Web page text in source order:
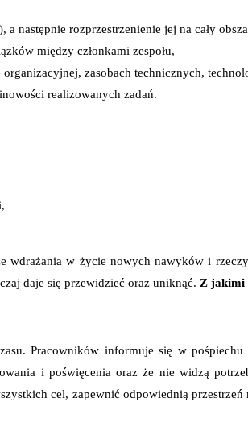
następnie rozprzestrzenienie jej na cały
między członkami zespołu,
zasobach technicznych,
realizowanych zadań.
w życie nowych nawyków i
daje się przewidzieć oraz uniknąć. Z jakimi
Pracowników informuje się w
i poświęcenia oraz że nie widzą
cel, zapewnić odpowiednią